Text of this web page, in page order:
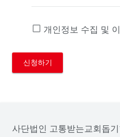
개인정보 수집 및
사단법인 고통받는교회돕